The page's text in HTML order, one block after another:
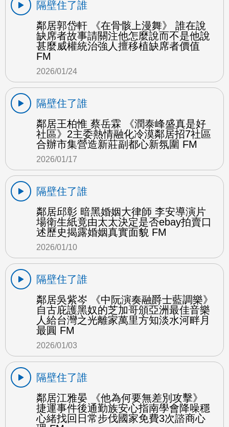
隔壁住了誰
鄰居郭岱軒 《在骨骸上漫舞》 誰在說
缺席者故事請關注他怎麼說而不是他說
甚麼威權統治強人擅移植缺席者價值
FM
2026/01/24
隔壁住了誰
鄰居王柏惟 蔡岳霖 《潤泰峰盛真是好
社區》2主委熱情融化冷漠鄰居招7社區
合辦市集營造新莊副都心新氛圍 FM
2026/01/17
隔壁住了誰
鄰居邱彰 暗黑婚姻大律師 李安導演片
場衛生紙竟由太太決定是否ebay拍賣口
述歷史揭露婚姻真實面貌 FM
2026/01/10
隔壁住了誰
鄰居吳紫岑 《中阮演奏融爵士藍調樂》
自古庇護黑奴的芝加哥頒亞洲最佳音樂
人給台灣之光離家萬里方知淡水河畔月
最圓 FM
2026/01/03
隔壁住了誰
鄰居江雅晏 《他為何要無差別攻擊》
捷運事件後通勤族安心指南學會降噪穩
心緒找回日常步伐國家免費3次諮商心